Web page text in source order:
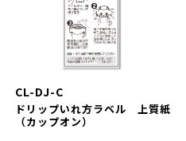
CL-DJ-C
ドリップいれ方ラベル 上質紙
（カップオン）